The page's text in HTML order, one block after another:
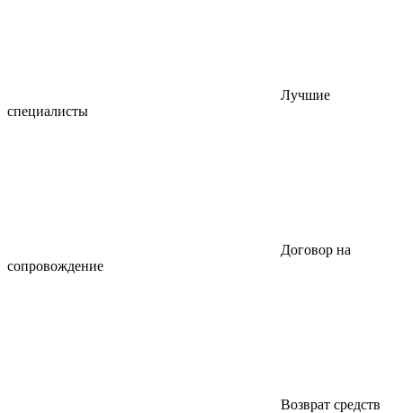
Лучшие
специалисты
Договор на
сопровождение
Возврат средств